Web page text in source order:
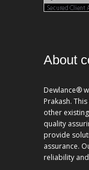
About
Dewlance®
Prakash.
other
quality
provide
assurance.
reliability